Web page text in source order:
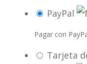
PayPal
Pagar con
Tarjeta